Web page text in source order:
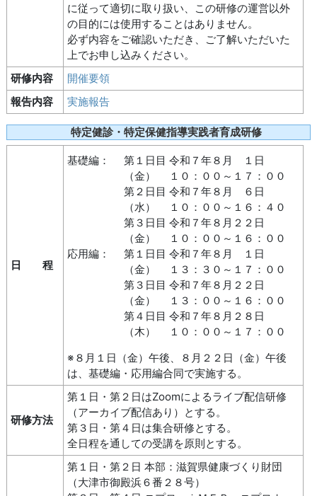
に従って適切に取り扱い、この研修の運営以外
の目的には使用することはありません。
必ず内容をご確認いただき、ご了解いただいた
上でお申し込みください。
研修内容
開催要領
報告内容
実施報告
特定健診・特定保健指導実践者育成研修
日 程
基礎編：
第１日目 令和７年８月 １日
（金） １０：００～１７：００
第２日目 令和７年８月 ６日
（水） １０：００～１６：４０
第３日目 令和７年８月２２日
（金） １０：００～１６：００
応用編：
第１日目 令和７年８月 １日
（金） １３：３０～１７：００
第３日目 令和７年８月２２日
（金） １３：００～１６：００
第４日目 令和７年８月２８日
（木） １０：００～１７：００
※８月１日（金）午後、８月２２日（金）午後
は、基礎編・応用編合同で実施する。
研修方法
第１日・第２日はZoomによるライブ配信研修
（アーカイブ配信あり）とする。
第３日・第４日は集合研修とする。
全日程を通しての受講を原則とする。
第１日・第２日 本部：滋賀県健康づくり財団
（大津市御殿浜６番２８号）